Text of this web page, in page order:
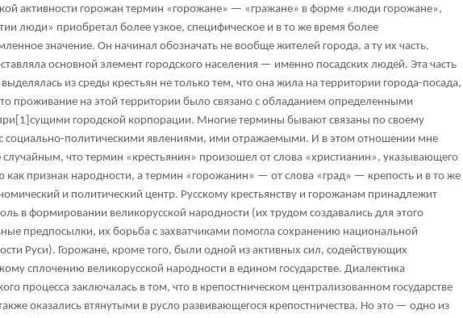
активности горожан термин «горожане» — «гражане» в форме «люди горожане»,
люди» приобретал более узкое, специфическое и в то же время более
значение. Он начинал обозначать не вообще жителей города, а ту их часть,
основной элемент городского населения — именно посадских людей. Эта часть
из среды крестьян не только тем, что она жила на территории города-посада,
проживание на этой территории было связано с обладанием определенными
[1] сущими городской корпорации. Многие термины бывают связаны по своему
социально-политическими явлениями, ими отражаемыми. И в этом отношении мне
случайным, что термин «крестьянин» произошел от слова «христианин», указывающего
как признак народности, а термин «горожанин» — от слова «град» — крепость и в то же
и политический центр. Русскому крестьянству и горожанам принадлежит
в формировании великорусской народности (их трудом создавались для этого
предпосылки, их борьба с захватчиками помогла сохранению национальной
Руси). Горожане, кроме того, были одной из активных сил, содействующих
сплочению великорусской народности в едином государстве. Диалектика
процесса заключалась в том, что в крепостническом централизованном государстве
оказались втянутыми в русло развивающегося крепостничества. Но это — одно из